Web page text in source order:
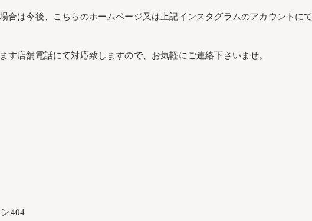
は今後、こちらのホームページ又は上記インスタグラムのアカウントにて
す店舗電話にて対応致しますので、お気軽にご連絡下さいませ。
404